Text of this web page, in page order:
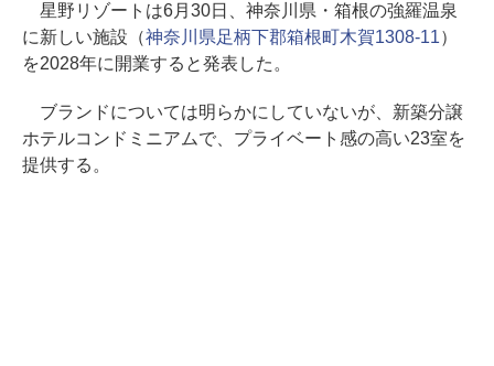
星野リゾートは6月30日、神奈川県・箱根の強羅温泉
に新しい施設（神奈川県足柄下郡箱根町木賀1308-11）
を2028年に開業すると発表した。
ブランドについては明らかにしていないが、新築分譲
ホテルコンドミニアムで、プライベート感の高い23室を
提供する。